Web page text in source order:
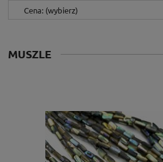
Cena: (wybierz)
MUSZLE